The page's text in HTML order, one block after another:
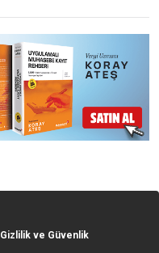
Gizlilik ve Güvenlik